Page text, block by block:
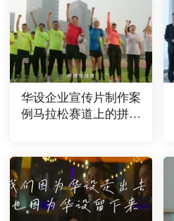
华设企业宣传片制作案
例马拉松赛道上的拼搏